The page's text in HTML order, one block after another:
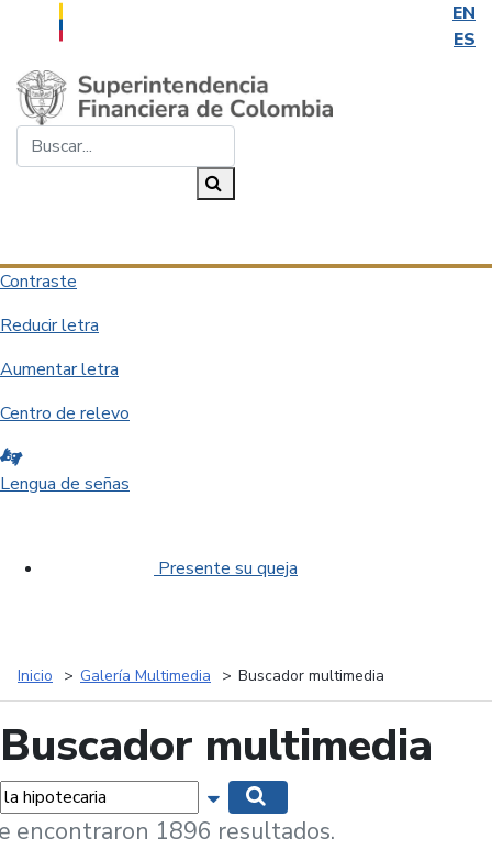
EN
ES
Saltar al contenido principal
Contraste
Reducir letra
Aumentar letra
Centro de relevo
Lengua de señas
Presente su queja
Inicio Galería Multimedia Buscador multimedia
Buscador multimedia
Mostrar opciones de búsqueda
encontraron 1896 resultados.